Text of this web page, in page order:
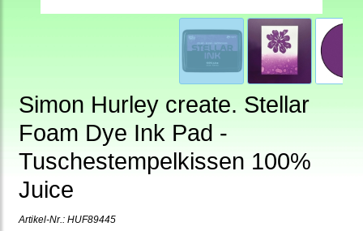
Simon Hurley create. Stellar
Foam Dye Ink Pad -
Tuschestempelkissen 100%
Juice
Artikel-Nr.: HUF89445